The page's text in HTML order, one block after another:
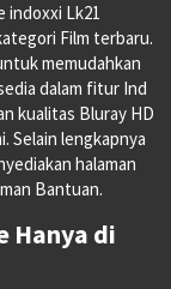
indoxxi Lk21
Film terbaru.
memudahkan
dalam fitur Ind
kualitas Bluray HD
Selain lengkapnya
halaman
Bantuan.
Hanya di